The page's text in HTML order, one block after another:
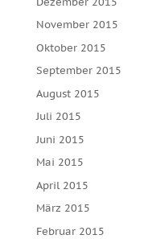
November 2015
Oktober 2015
September 2015
August 2015
Juli 2015
Juni 2015
Mai 2015
April 2015
März 2015
Februar 2015